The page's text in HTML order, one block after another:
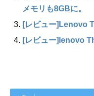
メモリも8GBに。
[レビュー]Lenovo
[レビュー]lenovo